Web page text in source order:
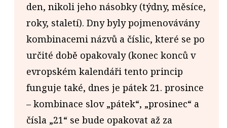
den, nikoli jeho násobky (týdny, měsíce,
roky, staletí). Dny byly pojmenovávány
kombinacemi názvů a číslic, které se po
určité době opakovaly (konec konců v
evropském kalendáři tento princip
funguje také, dnes je pátek 21. prosince
– kombinace slov „pátek“, „prosinec“ a
čísla „21“ se bude opakovat až za